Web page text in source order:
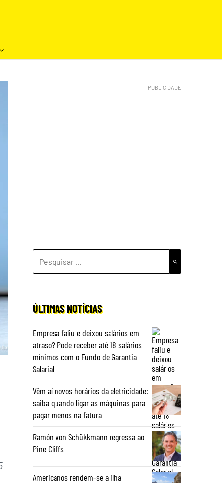
POR:
ÚLTIMAS NOTÍCIAS
Empresa faliu e deixou salários em
atraso? Pode receber até 18 salários
mínimos com o Fundo de Garantia
Salarial
Vêm aí novos horários da eletricidade:
saiba quando ligar as máquinas para
pagar menos na fatura
Ramón von Schükkmann regressa ao
Pine Cliffs
Americanos rendem-se a ilha